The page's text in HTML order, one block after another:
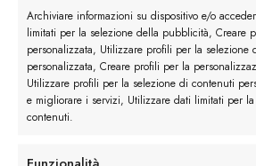
Archiviare informazioni su dispositivo e/o
limitati per la selezione della pubblicità, Creare
personalizzata, Utilizzare profili per la selezione
personalizzata, Creare profili per la
Utilizzare profili per la selezione di contenuti
e migliorare i servizi, Utilizzare dati limitati per
contenuti.
Devi essereconnessoper inviare